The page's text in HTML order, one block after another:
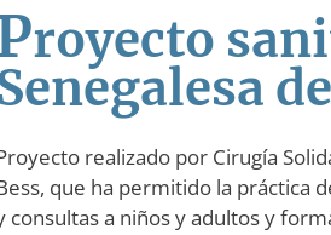
royecto
realizado por Cirugía
que ha permitido la práctica
consultas a niños y adultos y